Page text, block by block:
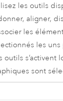
les outils
aligner,
les
les uns
outils s’activent
sont